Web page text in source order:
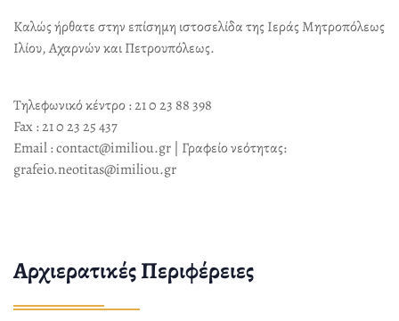
Καλώς ήρθατε στην επίσημη ιστοσελίδα της Ιεράς Μητροπόλεως
Ιλίου, Αχαρνών και Πετρουπόλεως.
Τηλεφωνικό κέντρο : 21 0 23 88 398
Fax : 21 0 23 25 437
Email : contact@imiliou.gr | Γραφείο νεότητας:
grafeio.neotitas@imiliou.gr
Αρχιερατικές Περιφέρειες